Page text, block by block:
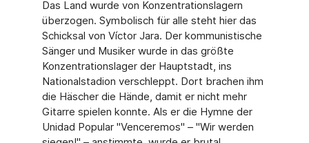
Das Land wurde von Konzentrationslagern
überzogen. Symbolisch für alle steht hier das
Schicksal von Víctor Jara. Der kommunistische
Sänger und Musiker wurde in das größte
Konzentrationslager der Hauptstadt, ins
Nationalstadion verschleppt. Dort brachen ihm
die Häscher die Hände, damit er nicht mehr
Gitarre spielen konnte. Als er die Hymne der
Unidad Popular "Venceremos" – "Wir werden